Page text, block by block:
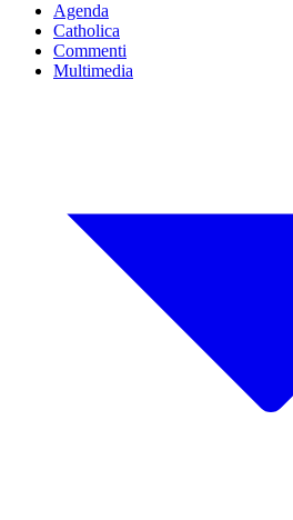
Agenda
Catholica
Commenti
Multimedia